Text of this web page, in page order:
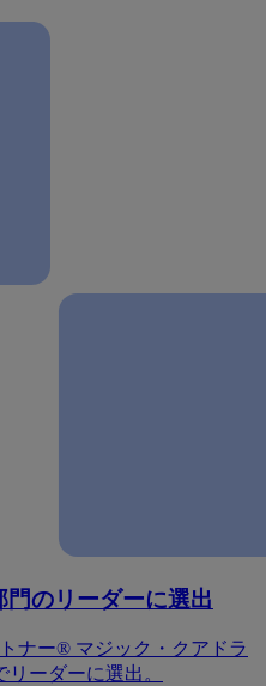
門のリーダーに選出
ナー® マジック・クアドラ
ーダーに選出。